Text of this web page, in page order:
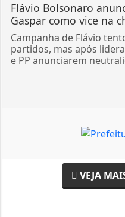
Flávio Bolsonaro
Gaspar como vice na
Campanha de Flávio
partidos, mas após
e PP anunciarem
VEJA